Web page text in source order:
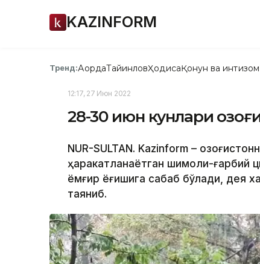
KAZINFORM
Тренд:АқордаТайинловҲодисаҚонун ва интизом
12:17, 27 Июн 2022
28-30 июн кунлари
NUR-SULTAN. Kazinform –
ҳаракатланаётган шимоли-ғарбий
ёмғир ёғишига сабаб бўлади, дея
таяниб.